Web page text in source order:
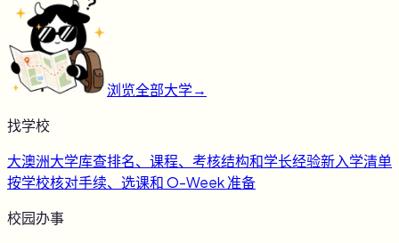
浏览全部大学→
找学校
大澳洲大学库查排名、课程、考核结构和学长经验新入学清单
按学校核对手续、选课和 O-Week 准备
校园办事